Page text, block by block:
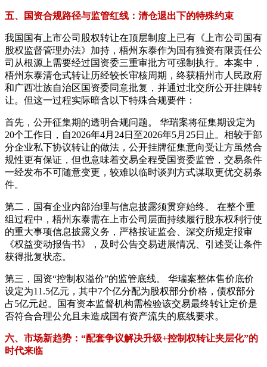
五、国资合规路径与监管红线：清仓退出下的特殊约束
我国国有上市公司股权转让在顶层制度上已有《上市公司国有
股权监督管理办法》加持，梧州东泰作为国有独资有限责任公
司从根源上需要经过国资委三重审批方可强制执行。本案中，
梧州东泰清仓式转让历经较长审核周期，终获梧州市人民政府
和广西壮族自治区国资委同意批复，并通过北交所公开挂牌转
让。但这一过程实际暗含以下特殊合规要件：
首先，公开征集期的透明合规问题。 华瑞案将征集期设定为
20个工作日，自2026年4月24日至2026年5月25日止。相较于部
分企业私下协议转让的做法，公开挂牌征集意向受让方虽然合
规性更有保证，但也意味着交易全程受国资委监管，交易条件
一经发布不可随意变更，较难以临时谈判方式谋取更优交易条
件。
第二，国有企业内部治理与信息披露须贯穿始终。 在整个重
组过程中，梧州东泰需在上市公司层面持续履行股东权利行使
的重大事项信息披露义务，严格按证监会、深交所规定报审
《权益变动报告书》，及时公告交易进展情况、引述受让条件
获得批复状态。
第三，国资“控制权溢价”的监管底线。 华瑞案整体售价底价
设定为11.5亿元，其中7个亿分配为股权部分价格，债权部分
占5亿元起。国有资本监督机构需检验该交易最终转让定价是
否符合合理公允且未造成国有资产流失的底线要求。
六、市场新趋势：“配套争议解决升级+控制权转让夹层化”的
时代来临